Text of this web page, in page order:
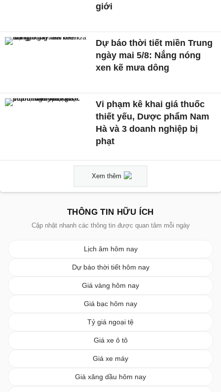
giới
Dự báo thời tiết miền Trung
ngày mai 5/8: Nắng nóng
xen kẽ mưa dông
Vi phạm kê khai giá thuốc
thiết yếu, Dược phẩm Nam
Hà và 3 doanh nghiệp bị
phạt
Xem thêm
THÔNG TIN HỮU ÍCH
Cập nhật nhanh các thông tin được quan tâm mỗi ngày
Lịch âm hôm nay
Dự báo thời tiết hôm nay
Giá vàng hôm nay
Giá bạc hôm nay
Tỷ giá ngoại tệ
Giá xe ô tô
Giá xe máy
Giá xăng dầu hôm nay